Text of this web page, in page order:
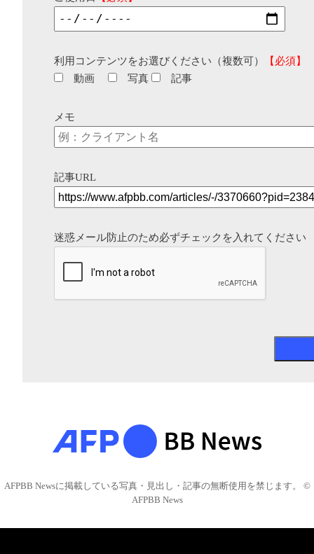
利用コンテンツをお選びください（複数可）
【必須】
動画
写真 記事
メモ
記事URL
迷惑メール防止のため必ずチェックを入れてください
AFPBB Newsに掲載している写真・見出し・記事の無断使用を禁じます。 ©
AFPBB News